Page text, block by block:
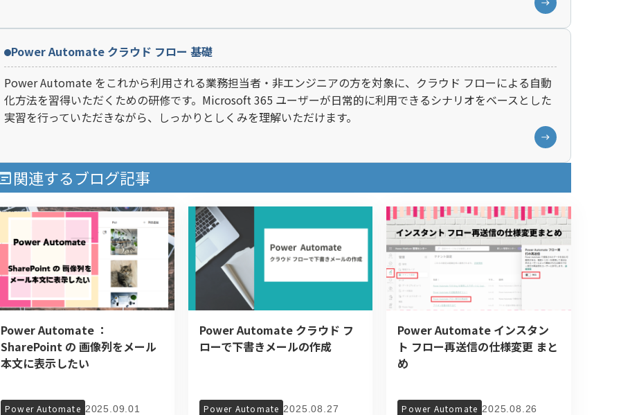
Power Automate クラウド フロー 基礎
Power Automate をこれから利用される業務担当者・非エンジニアの方を対象に、クラウド フローによる自動
化方法を習得いただくための研修です。Microsoft 365 ユーザーが日常的に利用できるシナリオをベースとした
実習を行っていただきながら、しっかりとしくみを理解いただけます。
関連するブログ記事
Power Automate ：
SharePoint の 画像列をメール
本文に表示したい
Power Automate 2025.09.01
Power Automate クラウド フ
ローで下書きメールの作成
Power Automate 2025.08.27
Power Automate インスタン
ト フロー再送信の仕様変更 まと
め
Power Automate 2025.08.26